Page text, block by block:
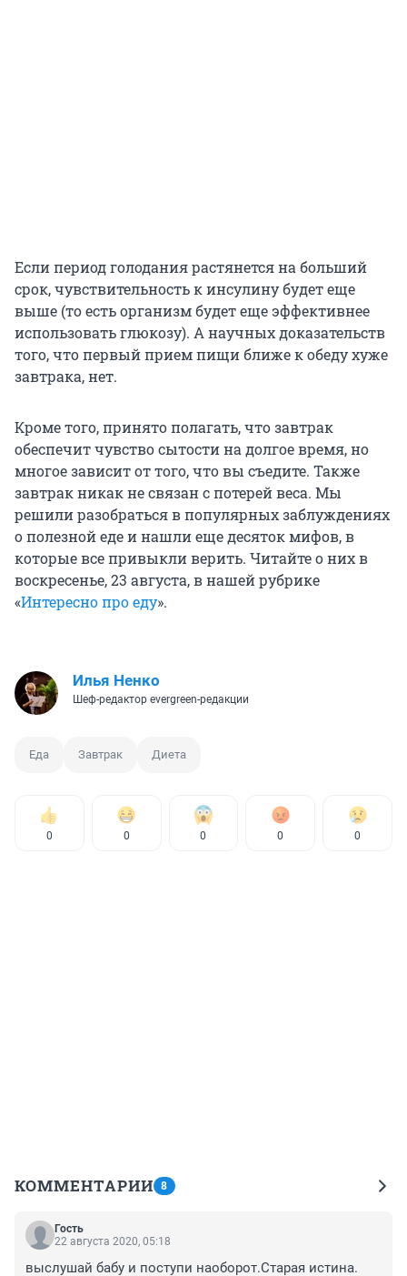
Если период голодания растянется на больший
срок, чувствительность к инсулину будет еще
выше (то есть организм будет еще эффективнее
использовать глюкозу). А научных доказательств
того, что первый прием пищи ближе к обеду хуже
завтрака, нет.
Кроме того, принято полагать, что завтрак
обеспечит чувство сытости на долгое время, но
многое зависит от того, что вы съедите. Также
завтрак никак не связан с потерей веса. Мы
решили разобраться в популярных заблуждениях
о полезной еде и нашли еще десяток мифов, в
которые все привыкли верить. Читайте о них в
воскресенье, 23 августа, в нашей рубрике
«Интересно про еду».
Илья Ненко
Шеф-редактор evergreen-редакции
Еда Завтрак Диета
0 0 0 0 0
КОММЕНТАРИИ 8
Гость
22 августа 2020, 05:18
выслушай бабу и поступи наоборот.Старая истина.